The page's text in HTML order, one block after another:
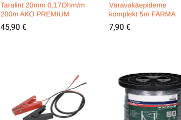
Taralint 20mm 0,17Ohm/m
200m AKO PREMIUM
45,90 €
45,90 €
Väravakäepideme
komplekt 5m FARMA
7,90 €
7,90 €